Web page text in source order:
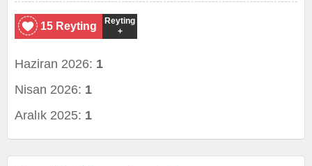
15 Reyting
Reyting
+
Haziran 2026: 1
Nisan 2026: 1
Aralık 2025: 1